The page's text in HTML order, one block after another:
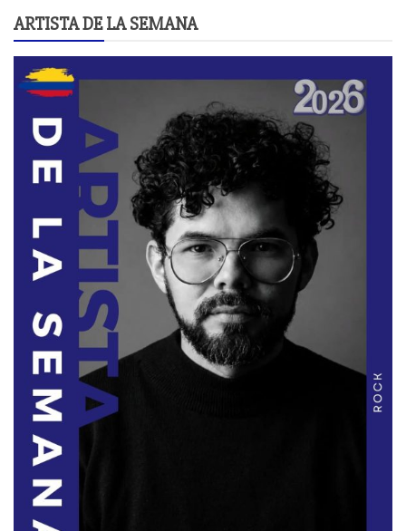
ARTISTA DE LA SEMANA